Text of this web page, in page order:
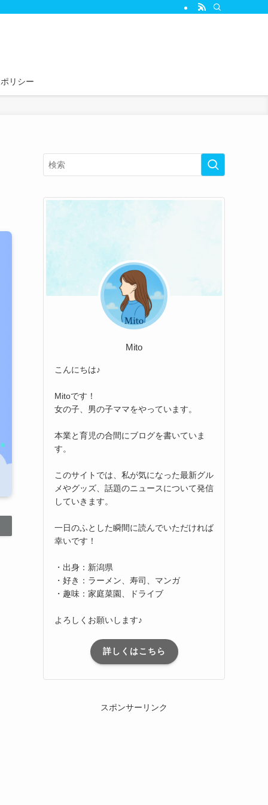
リシー
Mito
こんにちは♪
Mitoです！
女の子、男の子ママをやっています。
本業と育児の合間にブログを書いていま
す。
このサイトでは、私が気になった最新グル
メやグッズ、話題のニュースについて発信
していきます。
一日のふとした瞬間に読んでいただければ
幸いです！
・出身：新潟県
・好き：ラーメン、寿司、マンガ
・趣味：家庭菜園、ドライブ
よろしくお願いします♪
詳しくはこちら
スポンサーリンク